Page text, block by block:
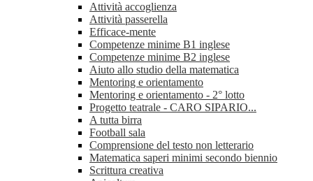
Attività accoglienza
Attività passerella
Efficace-mente
Competenze minime B1 inglese
Competenze minime B2 inglese
Aiuto allo studio della matematica
Mentoring e orientamento
Mentoring e orientamento - 2° lotto
Progetto teatrale - CARO SIPARIO...
A tutta birra
Football sala
Comprensione del testo non letterario
Matematica saperi minimi secondo biennio
Scrittura creativa